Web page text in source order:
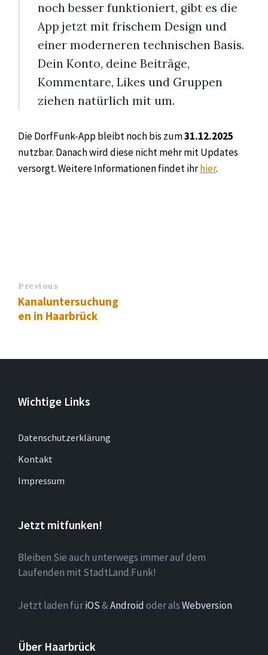
noch besser funktioniert, gibt es die
App jetzt mit frischem Design und
einer moderneren technischen Basis.
Dein Konto, deine Beiträge,
Kommentare, Likes und Gruppen
ziehen natürlich mit um.
Die DorfFunk-App bleibt noch bis zum31.12.2025
nutzbar. Danach wird diese nicht mehr mit Updates
versorgt. Weitere Informationen findet ihrhier.
Previous
Kanaluntersuchung
en in Haarbrück
Wichtige Links
Datenschutzerklärung
Kontakt
Impressum
Jetzt mitfunken!
Bleiben Sie auch unterwegs immer auf dem
Laufenden mit StadtLand.Funk!
Jetzt laden füriOS&Androidoder alsWebversion
Über Haarbrück